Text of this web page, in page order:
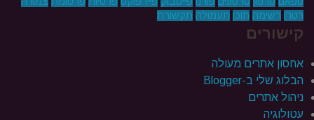
רטרו רשימה תוכן תעמולה תקשורת
קישורים
אחסון אתרים מעולה
הבלוג שלי ב-Blogger
ניהול אתרים
עטולוגיה